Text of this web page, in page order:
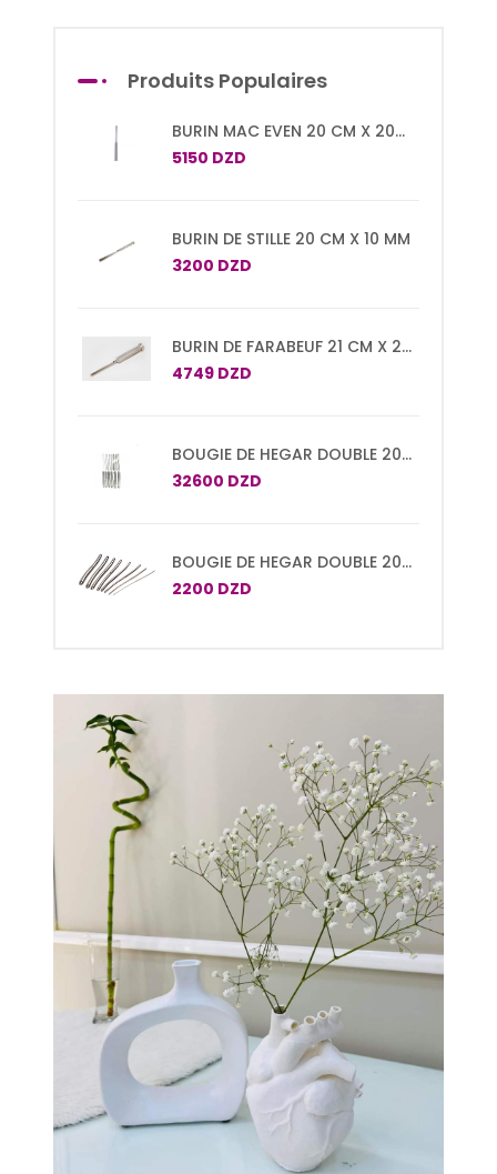
Produits Populaires
BURIN MAC EVEN 20 CM X 20
MM
5150 DZD
BURIN DE STILLE 20 CM X 10 MM
3200 DZD
BURIN DE FARABEUF 21 CM X 20
MM
4749 DZD
BOUGIE DE HEGAR DOUBLE 20
CM SET DE 15 PCS N°1/2 A
32600 DZD
BOUGIE DE HEGAR DOUBLE 20
CM
2200 DZD